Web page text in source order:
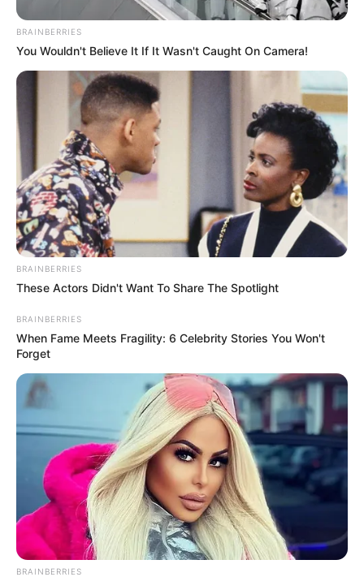
Το επίμαχο υλικό εμπλουτιζόταν και
ανανεωνόταν σε τακτική βάση, ώστε να είναι
δυνατή η διαρκής αγοραπωλησία και
ανταλλαγή ταυτόχρονα σε όλους τους
διακομιστές.
Συνολικά ταυτοποιήθηκαν 30 ανήλικα
θύματα, ηλικίας 13 έως 17 ετών και 10
ενήλικα θύματα εκδικητικής πορνογραφίας.
Το πορνογραφικό υλικό το πουλούσαν έναντι
5 έως 35 ευρώ.
Βαρύ πένθος στην Εύβοια για αγαπημένο
καθηγητή
Την λένε «Κυκλάδες χωρίς πλοίο» και είναι 1
ώρα από Χαλκίδα – Υπερβολή ή όχι;
Θλίψη στην Εύβοια για γυναίκα
Ακολουθήστε το evianews.com στοGoogle
News
ΤΑ ΠΙΟ ΔΗΜΟΦΙΛΗ
BRAINBERRIES
You Wouldn't Believe It If It Wasn't Caught On Camera!
BRAINBERRIES
These Actors Didn't Want To Share The Spotlight
BRAINBERRIES
When Fame Meets Fragility: 6 Celebrity Stories You Won't
Forget
BRAINBERRIES